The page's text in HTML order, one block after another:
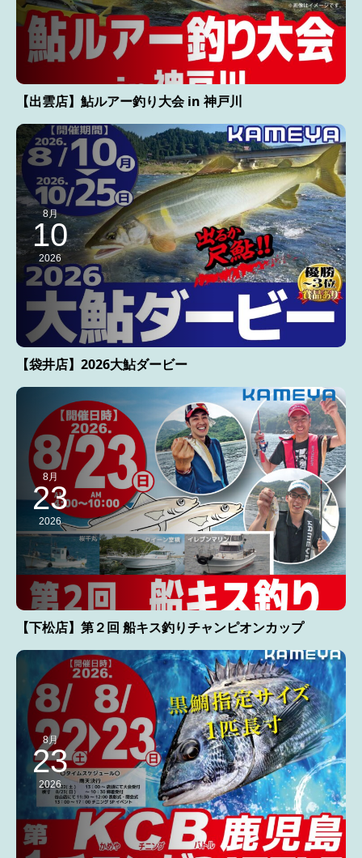
【出雲店】鮎ルアー釣り大会 in 神戸川
8月
10
2026
【袋井店】2026大鮎ダービー
8月
23
2026
【下松店】第２回 船キス釣りチャンピオンカップ
8月
23
2026